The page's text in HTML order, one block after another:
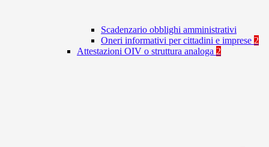
Scadenzario obblighi amministrativi
Oneri informativi per cittadini e imprese 2
Attestazioni OIV o struttura analoga 2